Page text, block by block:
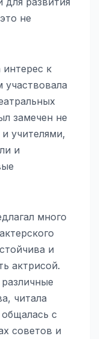
не
к
участвовала
замечен не
учителями,
и
много
и
актрисой.
читала
с
советов и